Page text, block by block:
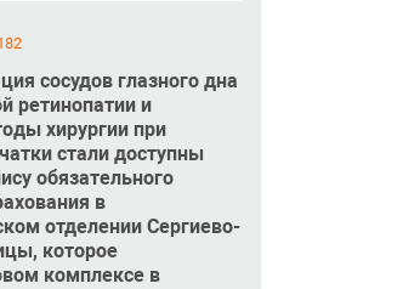
сосудов глазного дна
ретинопатии и
хирургии при
стали доступны
обязательного
в
отделении Сергиево-
которое
комплексе в